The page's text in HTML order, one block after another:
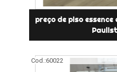
preço de piso essence
Cod.:60022